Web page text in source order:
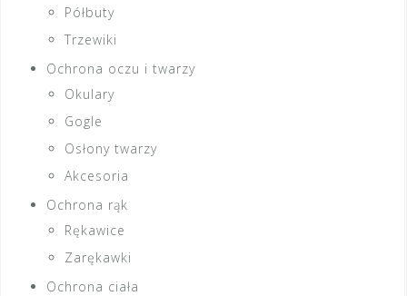
Półbuty
Trzewiki
Ochrona oczu i twarzy
Okulary
Gogle
Osłony twarzy
Akcesoria
Ochrona rąk
Rękawice
Zarękawki
Ochrona ciała